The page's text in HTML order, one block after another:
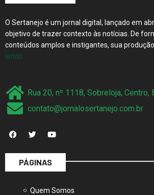
O Sertanejo é um jornal digital, lançado em
objetivo de trazer contexto às notícias. De
conteúdos amplos e instigantes, sua
lendo…
Rua 20, nº 1118, Sobreloja, Centro,
contato@jornalosertanejo.com.br
PÁGINAS
Quem Somos